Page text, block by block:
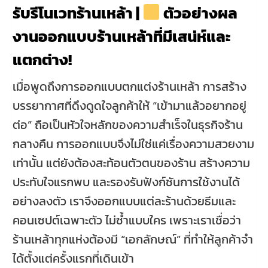
รับรีโนเวทร้านเหล้า |
ตัวอย่างผล
งานออกแบบร้านเหล้าที่มีเสน่ห์และ
แตกต่าง!
เมื่อพูดถึงการออกแบบตกแต่งร้านเหล้า การสร้าง
บรรยากาศที่ดึงดูดใจลูกค้าให้ “เข้ามาแล้วอยากอยู่
ต่อ” ถือเป็นหัวใจหลักของความสำเร็จในธุรกิจร้าน
กลางคืน การออกแบบจึงไม่ใช่แค่เรื่องความสวยงาม
เท่านั้น แต่ยังต้องสะท้อนตัวตนของร้าน สร้างความ
ประทับใจแรกพบ และรองรับฟังก์ชันการใช้งานได้
อย่างลงตัว เราจึงออกแบบแต่ละร้านด้วยธีมและ
คอนเซปต์เฉพาะตัว ไม่ซ้ำแบบใคร เพราะเราเชื่อว่า
ร้านเหล้าทุกแห่งต้องมี “เอกลักษณ์” ที่ทำให้ลูกค้าจำ
ได้ตั้งแต่ครั้งแรกที่เดินเข้า